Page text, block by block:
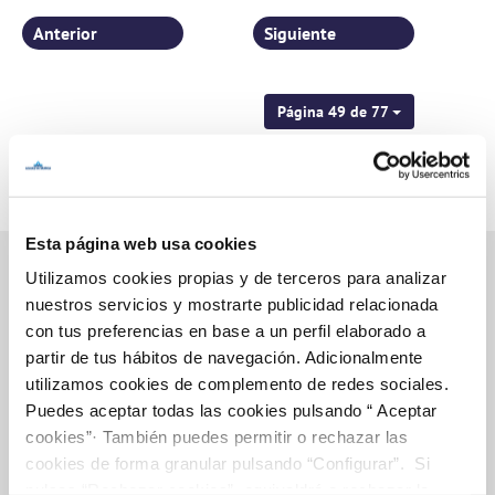
Esta página web usa cookies
Utilizamos cookies propias y de terceros para analizar
nuestros servicios y mostrarte publicidad relacionada
con tus preferencias en base a un perfil elaborado a
partir de tus hábitos de navegación. Adicionalmente
utilizamos cookies de complemento de redes sociales.
Puedes aceptar todas las cookies pulsando “ Aceptar
cookies”· También puedes permitir o rechazar las
cookies de forma granular pulsando “Configurar”. Si
Página 49 de 77
Anterior Siguiente
Inicio
Gestiones Online